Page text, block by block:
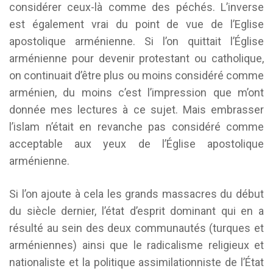
considérer ceux-là comme des péchés. L’inverse
est également vrai du point de vue de l’Eglise
apostolique arménienne. Si l’on quittait l’Église
arménienne pour devenir protestant ou catholique,
on continuait d’être plus ou moins considéré comme
arménien, du moins c’est l’impression que m’ont
donnée mes lectures à ce sujet. Mais embrasser
l’islam n’était en revanche pas considéré comme
acceptable aux yeux de l’Église apostolique
arménienne.
Si l’on ajoute à cela les grands massacres du début
du siècle dernier, l’état d’esprit dominant qui en a
résulté au sein des deux communautés (turques et
arméniennes) ainsi que le radicalisme religieux et
nationaliste et la politique assimilationniste de l’État